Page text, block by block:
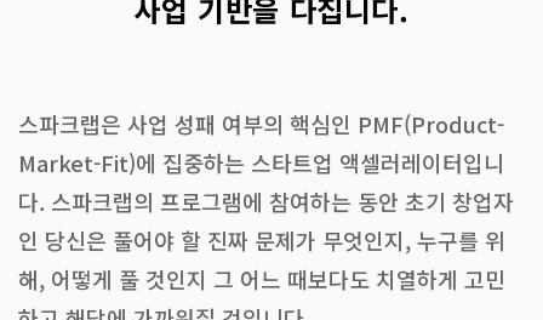
사업 기반을 다집니다.
스파크랩은 사업 성패 여부의 핵심인 PMF(Product-
Market-Fit)에 집중하는 스타트업 액셀러레이터입니
다. 스파크랩의 프로그램에 참여하는 동안 초기 창업자
인 당신은 풀어야 할 진짜 문제가 무엇인지, 누구를 위
해, 어떻게 풀 것인지 그 어느 때보다도 치열하게 고민